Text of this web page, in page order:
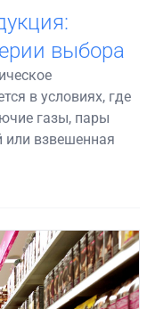
выбора
в условиях, где
газы, пары
взвешенная